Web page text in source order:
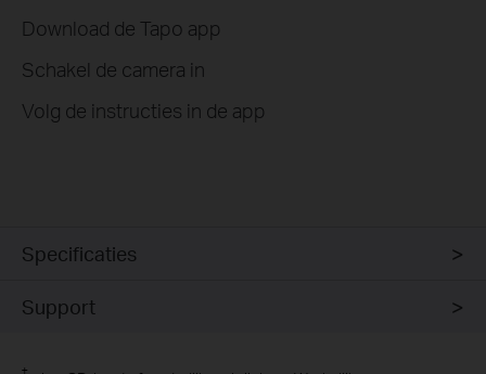
Download de Tapo app
Schakel de camera in
Volg de instructies in de app
Specificaties
Support